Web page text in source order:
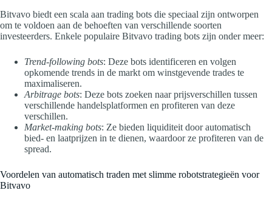
Bitvavo biedt een scala aan trading bots die speciaal zijn ontworpen
om te voldoen aan de behoeften van verschillende soorten
investeerders. Enkele populaire Bitvavo trading bots zijn onder meer:
Trend-following bots: Deze bots identificeren en volgen
opkomende trends in de markt om winstgevende trades te
maximaliseren.
Arbitrage bots: Deze bots zoeken naar prijsverschillen tussen
verschillende handelsplatformen en profiteren van deze
verschillen.
Market-making bots: Ze bieden liquiditeit door automatisch
bied- en laatprijzen in te dienen, waardoor ze profiteren van de
spread.
Voordelen van automatisch traden met slimme robotstrategieën voor
Bitvavo